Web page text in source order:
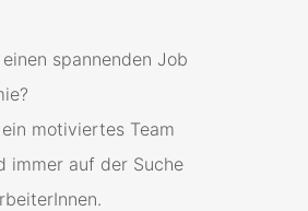
spannenden Job
motiviertes Team
immer auf der Suche